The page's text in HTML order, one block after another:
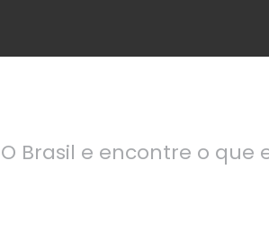
Brasil e encontre o